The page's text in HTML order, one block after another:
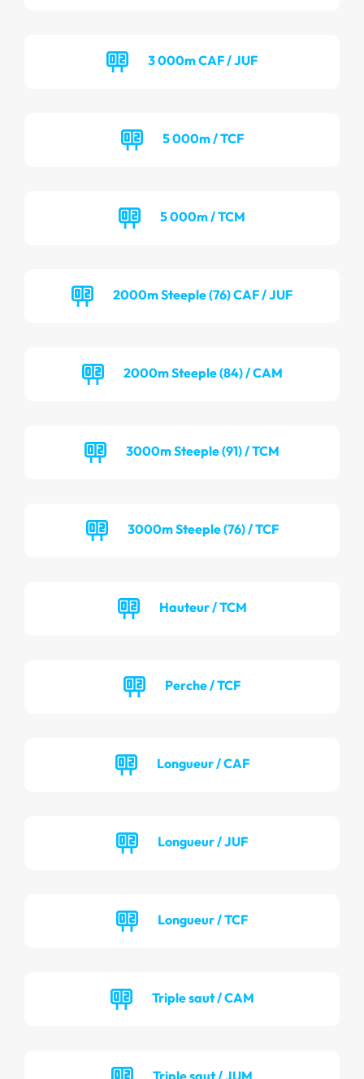
3 000m CAF / JUF
5 000m / TCF
5 000m / TCM
2000m Steeple (76) CAF / JUF
2000m Steeple (84) / CAM
3000m Steeple (91) / TCM
3000m Steeple (76) / TCF
Hauteur / TCM
Perche / TCF
Longueur / CAF
Longueur / JUF
Longueur / TCF
Triple saut / CAM
Triple saut / JUM